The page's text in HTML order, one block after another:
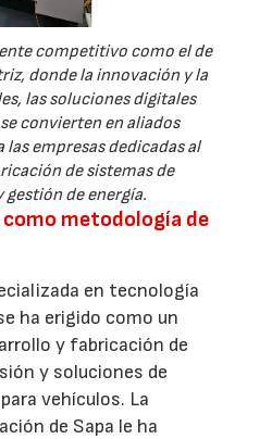
competitivo como el de
donde la innovación y la
las soluciones digitales
convierten en aliados
las empresas dedicadas al
de sistemas de
de energía.
como metodología de
en tecnología
ha erigido como un
y fabricación de
y soluciones de
vehículos. La
de Sapa le ha